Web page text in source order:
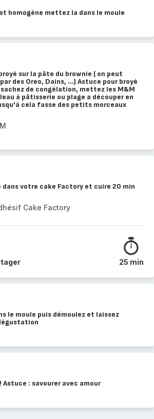
homogène mettez la dans le moule
sur la pâte du brownie ( on peut
des Oreo, Dains, ...) Astuce pour broyé
sachez de congélation, mettez les M&M
à pâtisserie ou plage a découper en
cela fasse des petits morceaux
votre cake Factory et cuire 20 min
Cake Factory
25 min
le moule puis démoulez et laissez
: savourer avec amour